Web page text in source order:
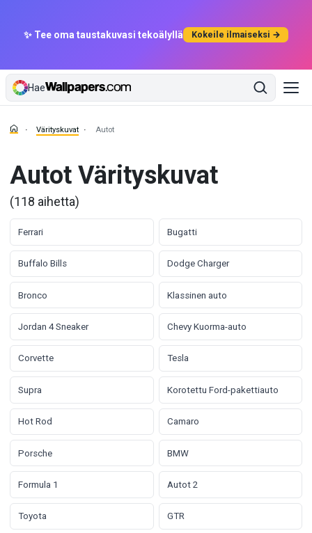
✨ Tee oma taustakuvasi tekoälyllä Kokeile ilmaiseksi →
Hae
Värityskuvat Autot
Autot Värityskuvat
(118 aihetta)
Ferrari Bugatti
Buffalo Bills Dodge Charger
Bronco Klassinen auto
Jordan 4 Sneaker Chevy Kuorma-auto
Corvette Tesla
Supra Korotettu Ford-pakettiauto
Hot Rod Camaro
Porsche BMW
Formula 1 Autot 2
Toyota GTR